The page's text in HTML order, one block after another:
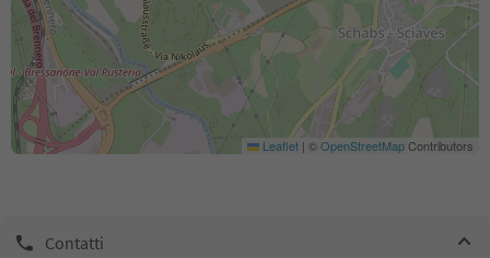
Leaflet | ©OpenStreetMapContributors
Contatti